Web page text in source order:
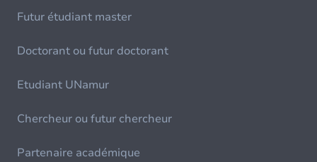
Futur étudiant master
Doctorant ou futur doctorant
Etudiant UNamur
Chercheur ou futur chercheur
Partenaire académique